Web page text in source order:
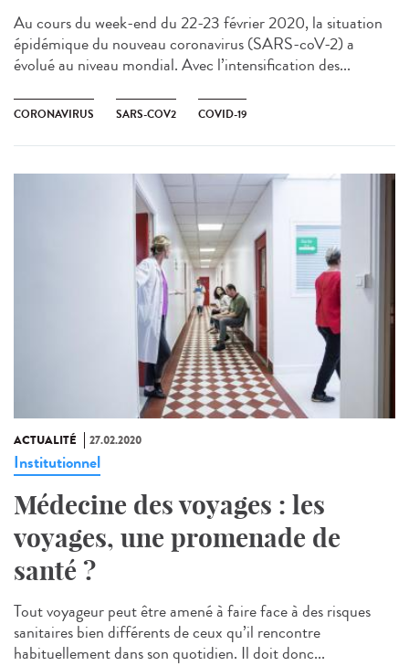
Au cours du week-end du 22-23 février 2020, la situation
épidémique du nouveau coronavirus (SARS-coV-2) a
évolué au niveau mondial. Avec l’intensification des...
CORONAVIRUS SARS-COV2 COVID-19
ACTUALITÉ 27.02.2020
Institutionnel
Médecine des voyages : les
voyages, une promenade de
santé ?
Tout voyageur peut être amené à faire face à des risques
sanitaires bien différents de ceux qu’il rencontre
habituellement dans son quotidien. Il doit donc...